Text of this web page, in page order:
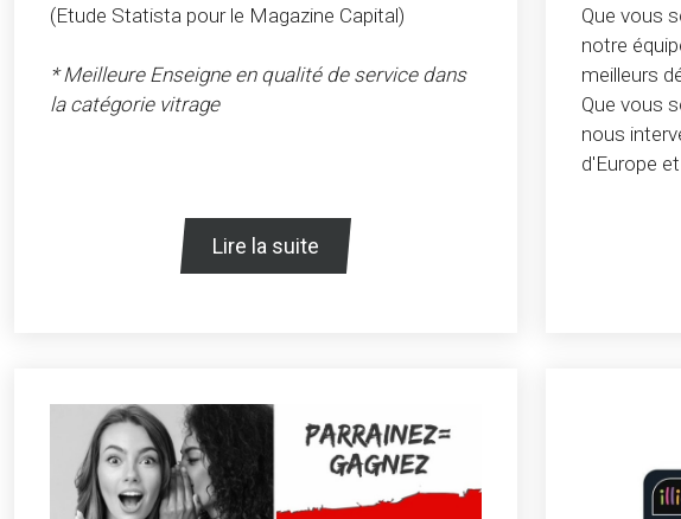
(Etude Statista pour le Magazine Capital)
* Meilleure Enseigne en qualité de service dans
la catégorie vitrage
Lire la suite
Que vous
notre
meilleurs
Que vous
nous
d'Europe